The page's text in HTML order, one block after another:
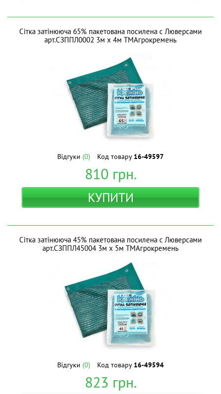
Сітка затінююча 65% пакетована посилена с Люверсами
арт.СЗППЛ0002 3м х 4м ТМАгрокремень
Відгуки (0) Код товару 16-49597
810 грн.
КУПИТИ
Сітка затінююча 45% пакетована посилена с Люверсами
арт.СЗППЛ45004 3м х 5м ТМАгрокремень
Відгуки (0) Код товару 16-49594
823 грн.